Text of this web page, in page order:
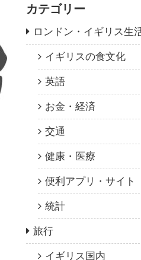
カテゴリー
ロンドン・イギリス生
イギリスの食文化
英語
お金・経済
交通
健康・医療
便利アプリ・サイト
統計
旅行
イギリス国内